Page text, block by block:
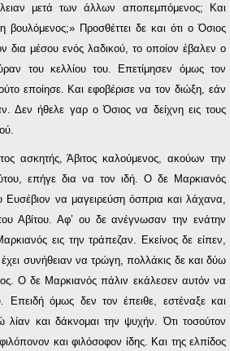
μετά των άλλων αποπεμπόμενος; Και
βουλόμενος;» Προσθέττει δε και ότι ο Όσιος
δια μέσου ενός λαδικού, το οποίον έβαλεν ο
του κελλίου του. Επετίμησεν όμως τον
εποίησε. Και εφοβέρισε να τον διώξη, εάν
Δεν ήθελε γαρ ο Όσιος να δείχνη εις τους
ασκητής, Άβιτος καλούμενος, ακούων την
επήγε δια να τον ιδή. Ο δε Μαρκιανός
Ευσέβιον να μαγειρεύση όσπρια και λάχανα,
Αβίτου. Αφ’ ου δε ανέγνωσαν την ενάτην
εις την τράπεζαν. Εκείνος δε είπεν,
συνήθειαν να τρώγη, πολλάκις δε και δύω
Ο δε Μαρκιανός πάλιν εκάλεσεν αυτόν να
όμως δεν τον έπειθε, εστέναξε και
λίαν και δάκνομαι την ψυχήν. Ότι τοσούτον
και φιλόσοφον ίδης. Και της ελπίδος